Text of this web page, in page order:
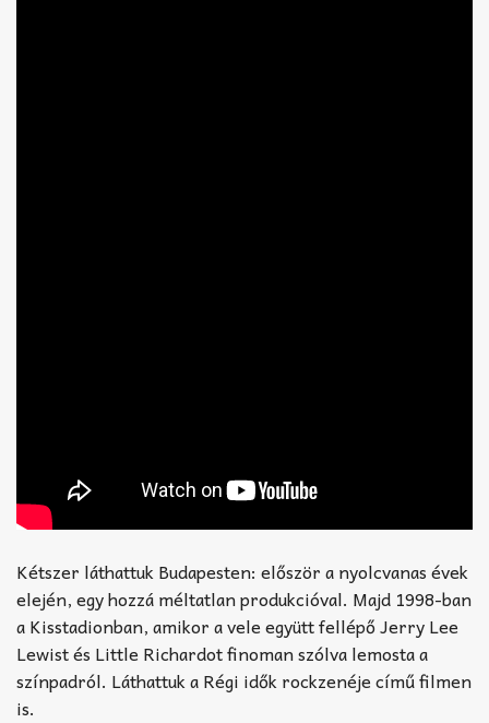
Kétszer láthattuk Budapesten: először a nyolcvanas évek
elején, egy hozzá méltatlan produkcióval. Majd 1998-ban
a Kisstadionban, amikor a vele együtt fellépő Jerry Lee
Lewist és Little Richardot finoman szólva lemosta a
színpadról. Láthattuk a Régi idők rockzenéje című filmen
is.